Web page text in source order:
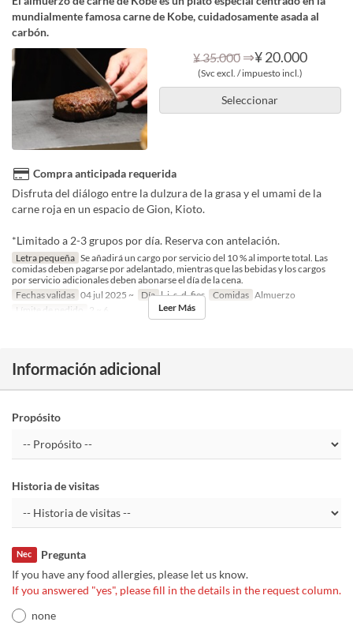
mundialmente famosa carne de Kobe, cuidadosamente asada al
carbón.
¥ 35.000 ⇒¥ 20.000
(Svc excl. / impuesto incl.)
Seleccionar
Compra anticipada requerida
Disfruta del diálogo entre la dulzura de la grasa y el umami de la
carne roja en un espacio de Gion, Kioto.
*Limitado a 2-3 grupos por día. Reserva con antelación.
Letra pequeña Se añadirá un cargo por servicio del 10 % al importe total. Las
comidas deben pagarse por adelantado, mientras que las bebidas y los cargos
por servicio adicionales deben abonarse el día de la cena.
Fechas validas 04 jul 2025 ~ Día l, j, s, d, fies Comidas Almuerzo
Límite de pedido
2 ~ 6 Leer Más
Información adicional
Propósito
Historia de visitas
Pregunta
Nec
If you have any food allergies, please let us know.
If you answered "yes", please fill in the details in the request column.
none